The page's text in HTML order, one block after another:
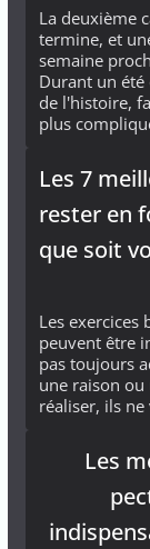
La deuxième
termine, et
semaine
Durant un été
de l'histoire,
plus
Les 7
rester en
que soit
Les exercices
peuvent être
pas toujours
une raison ou
réaliser, ils
Les